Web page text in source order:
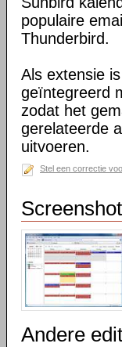
populaire
Thunderbird.
Als extensie
geïntegreerd
zodat het
gerelateerde
uitvoeren.
Stel een correctie
Andere